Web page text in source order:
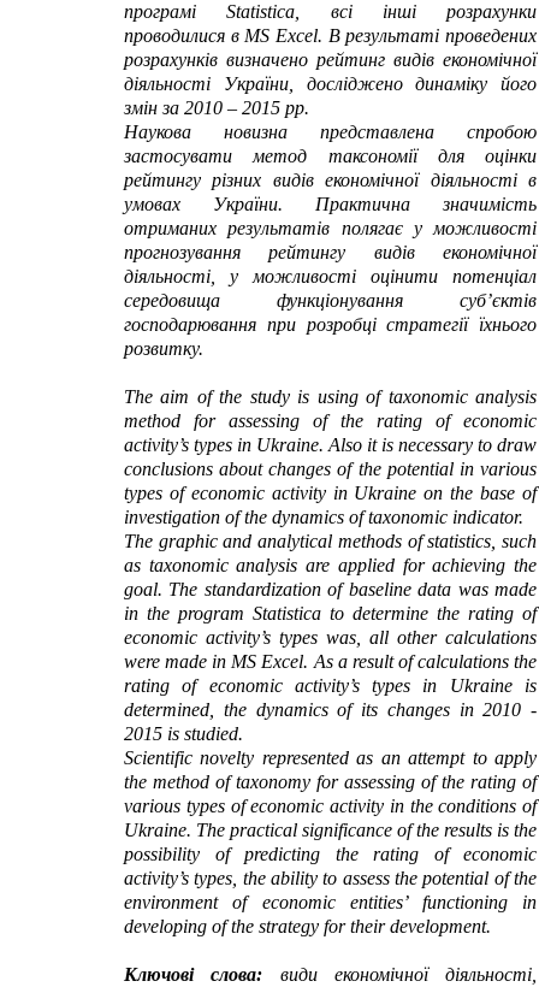
програмі Statistica, всі інші розрахунки
проводилися в MS Excel. В результаті проведених
розрахунків визначено рейтинг видів економічної
діяльності України, досліджено динаміку його
змін за 2010 – 2015 рр.
Наукова новизна представлена спробою
застосувати метод таксономії для оцінки
рейтингу різних видів економічної діяльності в
умовах України. Практична значимість
отриманих результатів полягає у можливості
прогнозування рейтингу видів економічної
діяльності, у можливості оцінити потенціал
середовища функціонування суб’єктів
господарювання при розробці стратегії їхнього
розвитку.
The aim of the study is using of taxonomic analysis
method for assessing of the rating of economic
activity’s types in Ukraine. Also it is necessary to draw
conclusions about changes of the potential in various
types of economic activity in Ukraine on the base of
investigation of the dynamics of taxonomic indicator.
The graphic and analytical methods of statistics, such
as taxonomic analysis are applied for achieving the
goal. The standardization of baseline data was made
in the program Statistica to determine the rating of
economic activity’s types was, all other calculations
were made in MS Excel. As a result of calculations the
rating of economic activity’s types in Ukraine is
determined, the dynamics of its changes in 2010 -
2015 is studied.
Scientific novelty represented as an attempt to apply
the method of taxonomy for assessing of the rating of
various types of economic activity in the conditions of
Ukraine. The practical significance of the results is the
possibility of predicting the rating of economic
activity’s types, the ability to assess the potential of the
environment of economic entities’ functioning in
developing of the strategy for their development.
Ключові слова: види економічної діяльності,